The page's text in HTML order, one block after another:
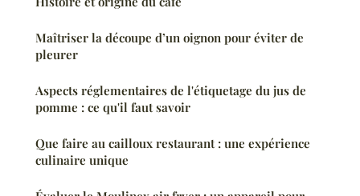
Maîtriser la découpe d’un oignon pour éviter de
pleurer
Aspects réglementaires de l'étiquetage du jus de
pomme : ce qu'il faut savoir
Que faire au cailloux restaurant : une expérience
culinaire unique